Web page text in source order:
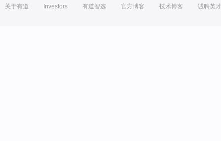
关于有道 Investors 有道智选 官方博客 技术博客 诚聘英才